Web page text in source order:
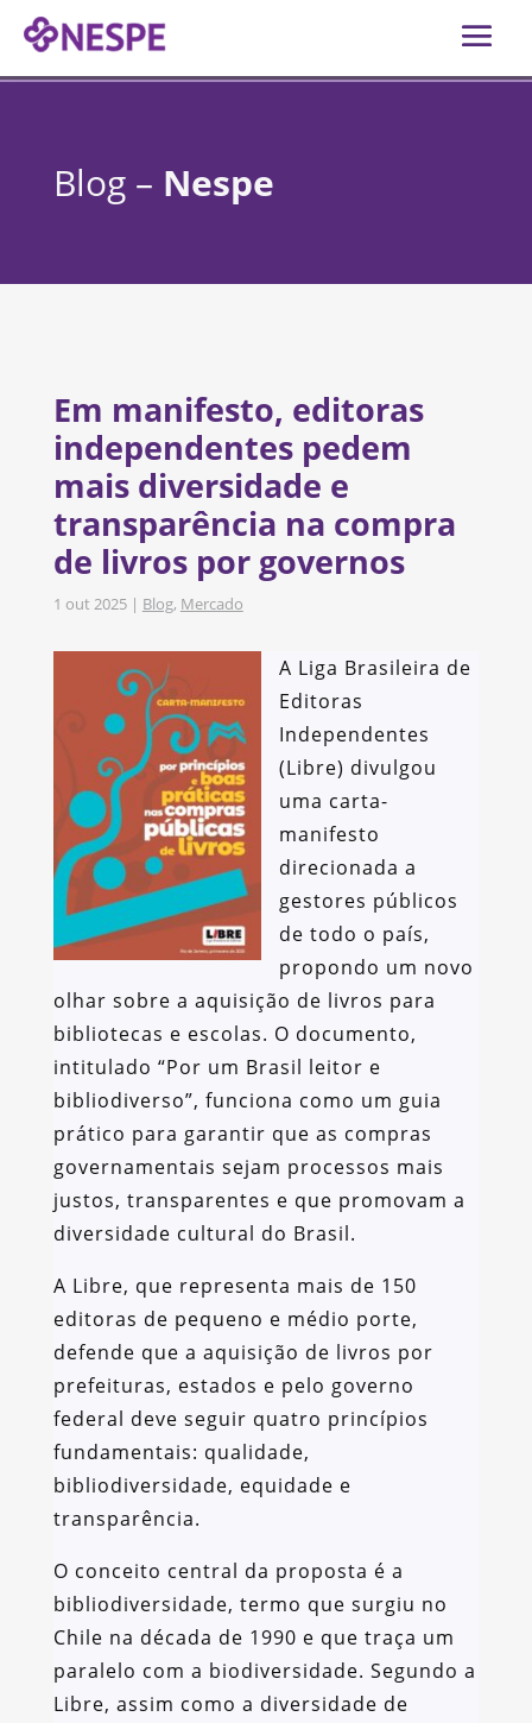
Blog – Nespe
Em manifesto, editoras
independentes pedem
mais diversidade e
transparência na compra
de livros por governos
1 out 2025| Blog, Mercado
A Liga Brasileira de
Editoras
Independentes
(Libre) divulgou
uma carta-
manifesto
direcionada a
gestores públicos
de todo o país,
propondo um novo
olhar sobre a aquisição de livros para
bibliotecas e escolas. O documento,
intitulado “Por um Brasil leitor e
bibliodiverso”, funciona como um guia
prático para garantir que as compras
governamentais sejam processos mais
justos, transparentes e que promovam a
diversidade cultural do Brasil.
A Libre, que representa mais de 150
editoras de pequeno e médio porte,
defende que a aquisição de livros por
prefeituras, estados e pelo governo
federal deve seguir quatro princípios
fundamentais: qualidade,
bibliodiversidade, equidade e
transparência.
O conceito central da proposta é a
bibliodiversidade, termo que surgiu no
Chile na década de 1990 e que traça um
paralelo com a biodiversidade. Segundo a
Libre, assim como a diversidade de